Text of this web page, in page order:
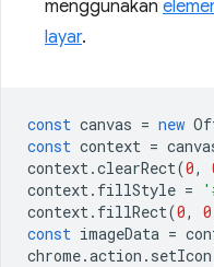
menggunakan
layar.
const canvas = new
const context =
context.clearRect(0,
context. fillStyle =
context. fillRect(0, 0
const imageData =
chrome.action . setIcon